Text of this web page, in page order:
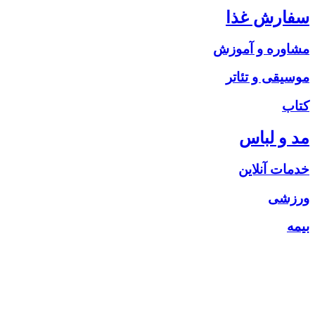
سفارش غذا
مشاوره و آموزش
موسیقی و تئاتر
کتاب
مد و لباس
خدمات آنلاین
ورزشی
بیمه